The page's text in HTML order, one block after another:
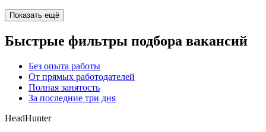
Показать ещё
Быстрые фильтры подбора вакансий
Без опыта работы
От прямых работодателей
Полная занятость
За последние три дня
HeadHunter